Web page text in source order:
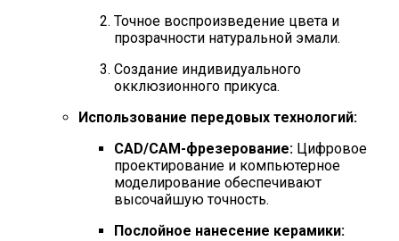
Точное воспроизведение цвета и
прозрачности натуральной эмали.
Создание индивидуального
окклюзионного прикуса.
Использование передовых технологий:
CAD/CAM-фрезерование: Цифровое
проектирование и компьютерное
моделирование обеспечивают
высочайшую точность.
Послойное нанесение керамики: